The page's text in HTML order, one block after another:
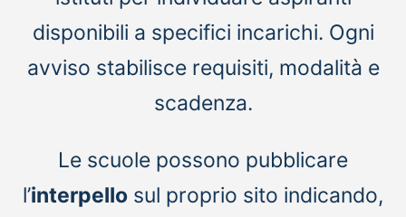
disponibili a specifici incarichi. Ogni
avviso stabilisce requisiti, modalità e
scadenza.
Le scuole possono pubblicare
l’interpello sul proprio sito indicando,